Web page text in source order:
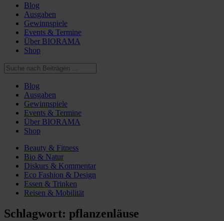
Blog
Ausgaben
Gewinnspiele
Events & Termine
Über BIORAMA
Shop
Blog
Ausgaben
Gewinnspiele
Events & Termine
Über BIORAMA
Shop
Beauty & Fitness
Bio & Natur
Diskurs & Kommentar
Eco Fashion & Design
Essen & Trinken
Reisen & Mobilität
Schlagwort: pflanzenläuse